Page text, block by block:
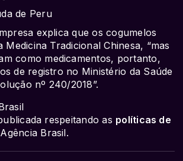
de Peru
explica que os cogumelos
Medicina Tradicional Chinesa, “mas
como medicamentos, portanto,
de registro no Ministério da Saúde
nº 240/2018”.
respeitando as políticas de
Brasil.